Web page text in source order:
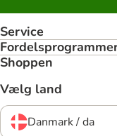
Service
Shoppen
Vælg land
Danmark / da